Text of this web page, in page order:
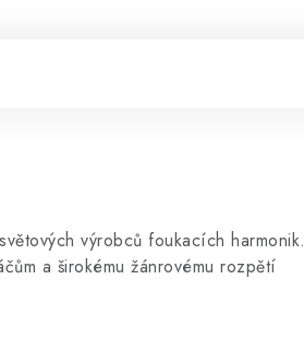
výrobců foukacích harmonik.
a širokému žánrovému rozpětí